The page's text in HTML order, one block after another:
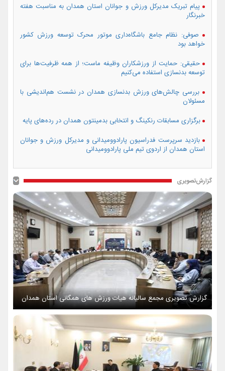
پیام تبریک مدیرکل ورزش و جوانان استان همدان به مناسبت هفته
خبرنگار
صوفی: نظام جامع باشگاه‌داری موتور محرک توسعه ورزش کشور
خواهد بود
حقیقی: حمایت از ورزشکاران وظیفه ماست؛ از همه ظرفیت‌ها برای
توسعه بدنسازی استفاده می‌کنیم
بررسی چالش‌های ورزش بدنسازی همدان در نشست هم‌اندیشی با
مسئولان
برگزاری مسابقات رنکینگ و انتخابی بدمینتون همدان در رده‌های پایه
بازدید سرپرست فدراسیون پارادوومیدانی و مدیرکل ورزش و جوانان
استان همدان از اردوی تیم ملی پارادوومیدانی
گزارش‌تصویری
گزارش تصویری مجمع سالیانه هیات ورزش های همگانی استان همدان